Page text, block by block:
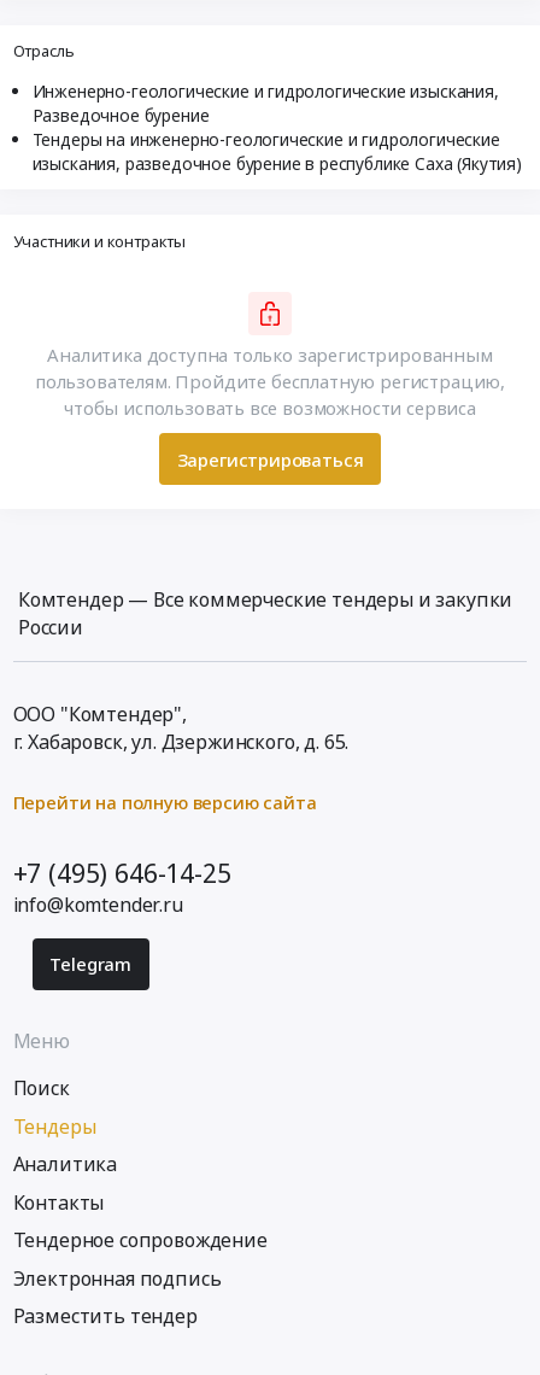
Отрасль
Инженерно-геологические и гидрологические изыскания,
Разведочное бурение
Тендеры на инженерно-геологические и гидрологические
изыскания, разведочное бурение в республике Саха (Якутия)
Участники и контракты
Аналитика доступна только зарегистрированным
пользователям. Пройдите бесплатную регистрацию,
чтобы использовать все возможности сервиса
Зарегистрироваться
Комтендер — Все коммерческие тендеры и закупки
России
ООО "Комтендер",
г. Хабаровск,ул. Дзержинского, д. 65.
Перейти на полную версию сайта
+7 (495) 646-14-25
info@komtender.ru
Telegram
Меню
Поиск
Тендеры
Аналитика
Контакты
Тендерное сопровождение
Электронная подпись
Разместить тендер